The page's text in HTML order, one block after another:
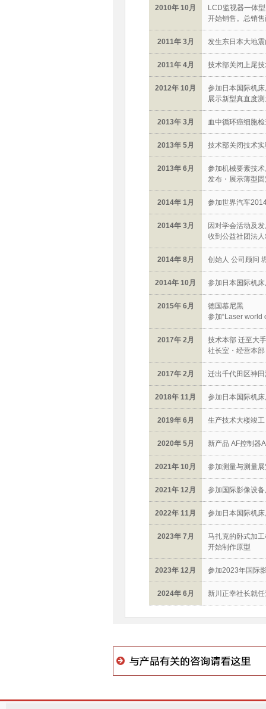
2010年 10月
LCD监视器一体
开始销售。总销
2011年 3月 发生东日本大地
2011年 4月 技术部关闭上尾
2012年 10月
参加日本国际机
展示新型真直度
2013年 3月 血中循环癌细胞
2013年 5月 技术部关闭技术
2013年 6月
参加机械要素技
发布・展示薄型
2014年 1月 参加世界汽车
2014年 3月
因对学会活动及
收到公益社团法
2014年 8月 创始人 公司顾问
2014年 10月 参加日本国际机
2015年 6月
德国慕尼黑
参加“Laser world
2017年 2月
技术本部 迁至大
社长室・经营本
2017年 2月 迁出千代田区神
2018年 11月 参加日本国际机
2019年 6月 生产技术大楼竣
2020年 5月 新产品 AF控制器
2021年 10月 参加测量与测量
2021年 12月 参加国际影像设
2022年 11月 参加日本国际机
2023年 7月
马扎克的卧式加
开始制作原型
2023年 12月 参加2023年国际
2024年 6月 新川正幸社长就